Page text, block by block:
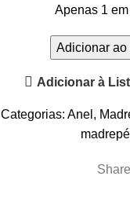
Apenas 1
Adicionar ao
Adicionar à
Categorias: Anel ,